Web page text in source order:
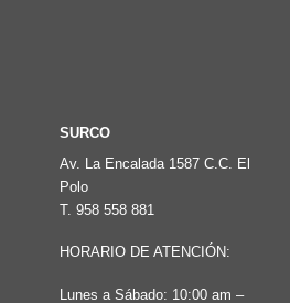
SURCO
Av. La Encalada 1587 C.C. El
Polo
T. 958 558 881
HORARIO DE ATENCIÓN:
Lunes a Sábado: 10:00 am –